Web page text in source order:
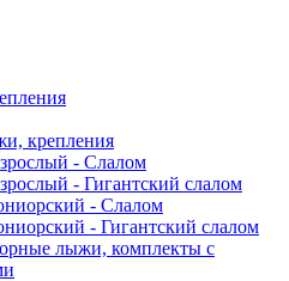
крепления
- Слалом
- Гигантский слалом
- Слалом
- Гигантский слалом
лыжи, комплекты с